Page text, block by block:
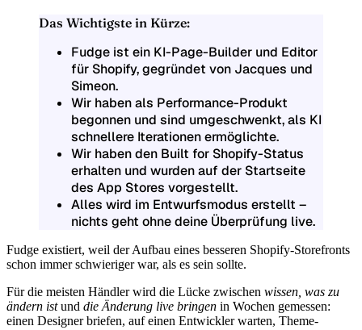
Das Wichtigste in Kürze:
Fudge ist ein KI-Page-Builder und Editor
für Shopify, gegründet von Jacques und
Simeon.
Wir haben als Performance-Produkt
begonnen und sind umgeschwenkt, als KI
schnellere Iterationen ermöglichte.
Wir haben den Built for Shopify-Status
erhalten und wurden auf der Startseite
des App Stores vorgestellt.
Alles wird im Entwurfsmodus erstellt –
nichts geht ohne deine Überprüfung live.
Fudge existiert, weil der Aufbau eines besseren Shopify-Storefronts
schon immer schwieriger war, als es sein sollte.
Für die meisten Händler wird die Lücke zwischen wissen, was zu
ändern istund die Änderung live bringen in Wochen gemessen:
einen Designer briefen, auf einen Entwickler warten, Theme-